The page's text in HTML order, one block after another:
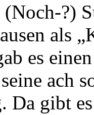
?)
als
es
ach
Da gibt